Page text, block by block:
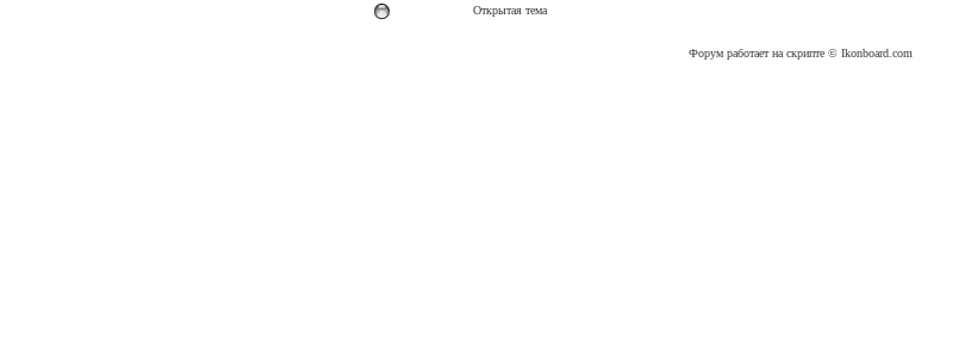
Открытая тема
Форум работает на скрипте © Ikonboard.com